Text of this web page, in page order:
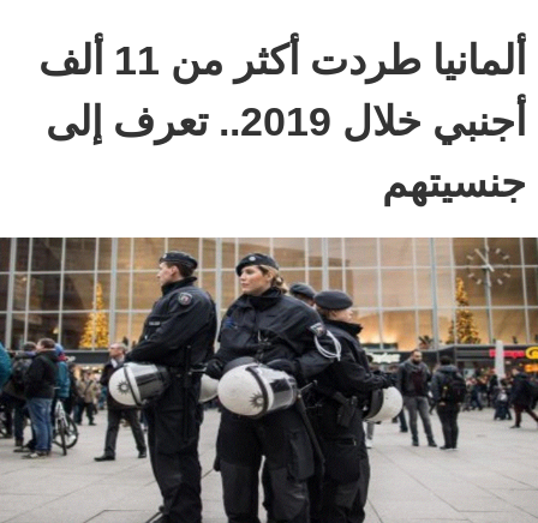
ألمانيا طردت أكثر من 11 ألف
أجنبي خلال 2019.. تعرف إلى
جنسيتهم